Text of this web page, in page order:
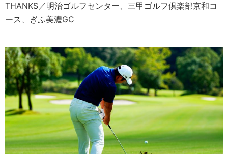
THANKS／明治ゴルフセンター、三甲ゴルフ倶楽部京和コ
ース、ぎふ美濃GC